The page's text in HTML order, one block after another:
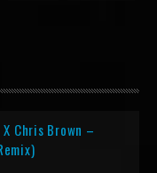
Chris Brown –